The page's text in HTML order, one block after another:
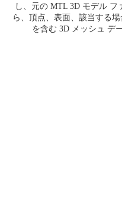
し、元の MTL 3D モデル
ら、頂点、表面、該当する
を含む 3D メッシュ デ